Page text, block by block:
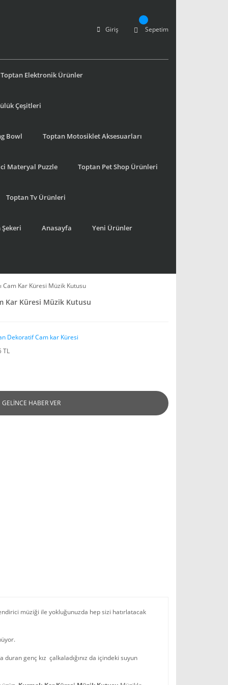
Giriş Sepetim
Toptan Elektronik Ürünler
Çeşitleri
Bowl Toptan Motosiklet Aksesuarları
Materyal Puzzle Toptan Pet Shop Ürünleri
Toptan Tv Ürünleri
Anasayfa Yeni Ürünler
Cam Kar Küresi Müzik Kutusu
Kar Küresi Müzik Kutusu
Dekoratif Cam kar Küresi
TL
GELİNCE HABER VER
müziği ile yokluğunuzda hep sizi hatırlatacak
genç kız çalkaladığınız da içindeki suyun